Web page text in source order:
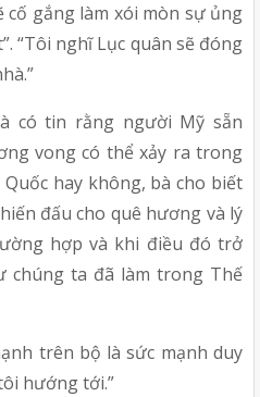
cố gắng làm xói mòn sự ủng
“Tôi nghĩ Lục quân sẽ đóng
có tin rằng người Mỹ sẵn
vong có thể xảy ra trong
hay không, bà cho biết
đấu cho quê hương và lý
hợp và khi điều đó trở
chúng ta đã làm trong Thế
trên bộ là sức mạnh duy
hướng tới.”